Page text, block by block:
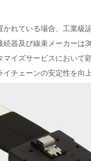
れている場合、工業級
器及び線束メーカーは
イズサービスにおいて
チェーンの安定性を向